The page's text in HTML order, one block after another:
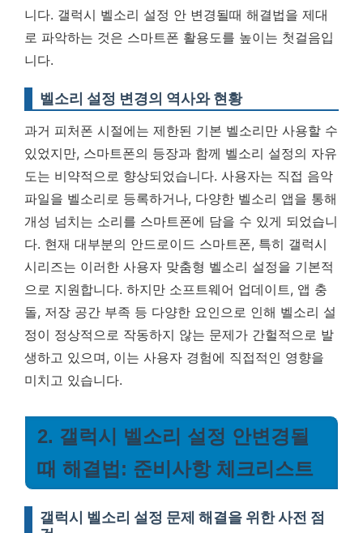
니다. 갤럭시 벨소리 설정 안 변경될때 해결법을 제대
로 파악하는 것은 스마트폰 활용도를 높이는 첫걸음입
니다.
벨소리 설정 변경의 역사와 현황
과거 피처폰 시절에는 제한된 기본 벨소리만 사용할 수
있었지만, 스마트폰의 등장과 함께 벨소리 설정의 자유
도는 비약적으로 향상되었습니다. 사용자는 직접 음악
파일을 벨소리로 등록하거나, 다양한 벨소리 앱을 통해
개성 넘치는 소리를 스마트폰에 담을 수 있게 되었습니
다. 현재 대부분의 안드로이드 스마트폰, 특히 갤럭시
시리즈는 이러한 사용자 맞춤형 벨소리 설정을 기본적
으로 지원합니다. 하지만 소프트웨어 업데이트, 앱 충
돌, 저장 공간 부족 등 다양한 요인으로 인해 벨소리 설
정이 정상적으로 작동하지 않는 문제가 간헐적으로 발
생하고 있으며, 이는 사용자 경험에 직접적인 영향을
미치고 있습니다.
2. 갤럭시 벨소리 설정 안변경될
때 해결법: 준비사항 체크리스트
갤럭시 벨소리 설정 문제 해결을 위한 사전 점